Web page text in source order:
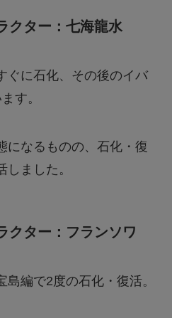
クター：七海龍水
ぐに石化、その後のイバ
す。
になるものの、石化・復
ました。
クター：フランソワ
編で2度の石化・復活。